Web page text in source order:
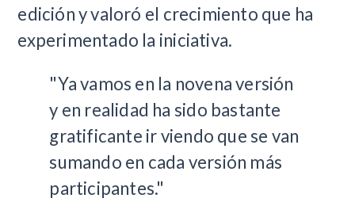
edición y valoró el crecimiento que ha
experimentado la iniciativa.
"Ya vamos en la novena versión
y en realidad ha sido bastante
gratificante ir viendo que se van
sumando en cada versión más
participantes."